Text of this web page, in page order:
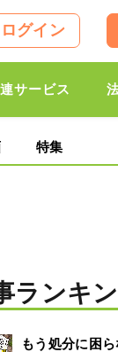
ログイン
サービス
特集
ランキ
もう処分に困